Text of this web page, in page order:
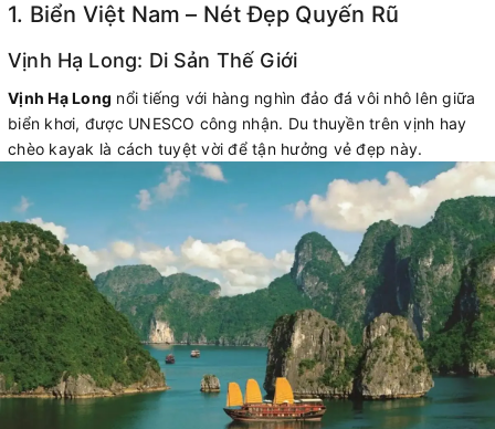
1. Biển Việt Nam – Nét Đẹp Quyến Rũ
Vịnh Hạ Long: Di Sản Thế Giới
Vịnh Hạ Long nổi tiếng với hàng nghìn đảo đá vôi nhô lên giữa
biển khơi, được UNESCO công nhận. Du thuyền trên vịnh hay
chèo kayak là cách tuyệt vời để tận hưởng vẻ đẹp này.